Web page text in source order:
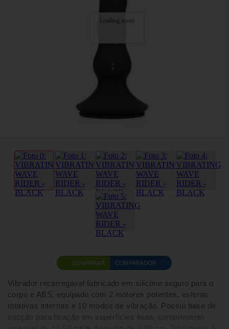
Loading zoom
COMPARAR COMPARADOR
Vibrador recarregável fabricado em silicone seguro para o
corpo e ABS, equipado com 2 motores potentes, esferas
rotativas internas e 10 modos de vibração. Possui base de
sucção para fixação em superfícies lisas, comprimento